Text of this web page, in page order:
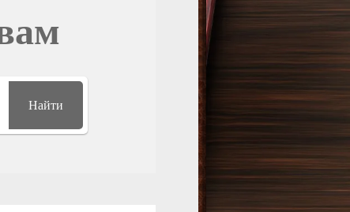
Найти